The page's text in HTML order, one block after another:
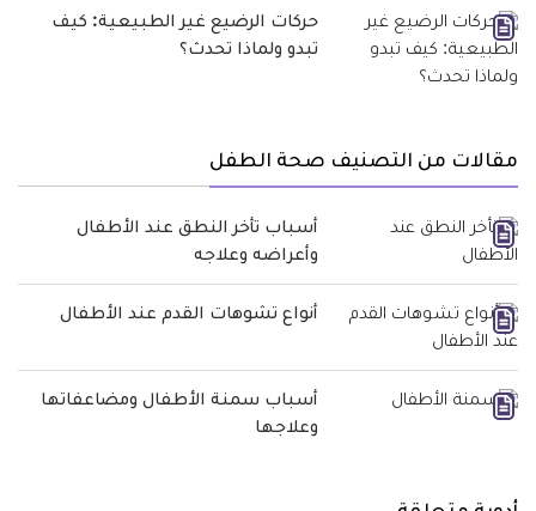
حركات الرضيع غير الطبيعية: كيف
تبدو ولماذا تحدث؟
مقالات من التصنيف صحة الطفل
أسباب تأخر النطق عند الأطفال
وأعراضه وعلاجه
أنواع تشوهات القدم عند الأطفال
أسباب سمنة الأطفال ومضاعفاتها
وعلاجها